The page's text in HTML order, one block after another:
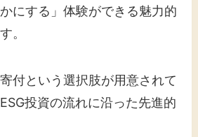
にする」体験ができる魅力的
。
付という選択肢が用意されて
投資の流れに沿った先進的